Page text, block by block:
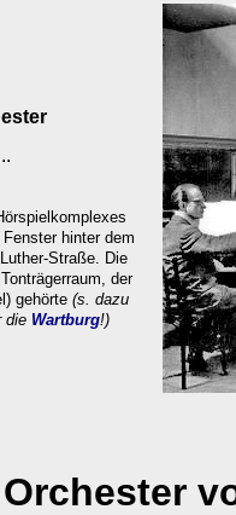
..
hinter dem
Straße. Die
der
gehörte (s. dazu
die Wartburg!)